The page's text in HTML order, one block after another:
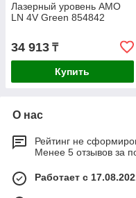
Лазерный уровень AMO
LN 4V Green 854842
34 913 ₸
Купить
О нас
Рейтинг не
Менее 5 отзывов за
Работает с